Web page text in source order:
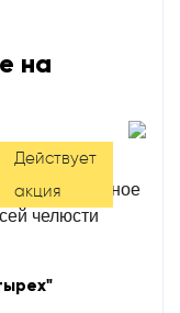
на
Действует
акцияИдеальное
челюсти